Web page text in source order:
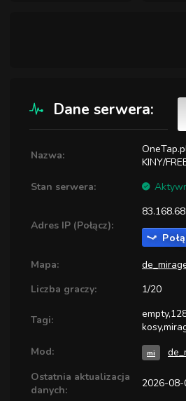
Dane serwera:
Nazwa:
KINY/
Stan serwera:
Adres IP (Połącz):
Mapa:
Liczba graczy:
1/20
Tagi:
Mod:
mi
Ostatnia aktualizacja
danych:
2026-08-